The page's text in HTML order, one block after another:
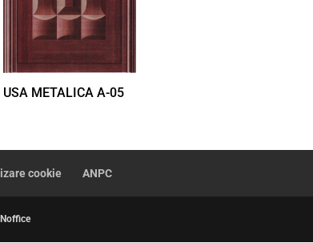
USA METALICA A-05
cookie ANPC